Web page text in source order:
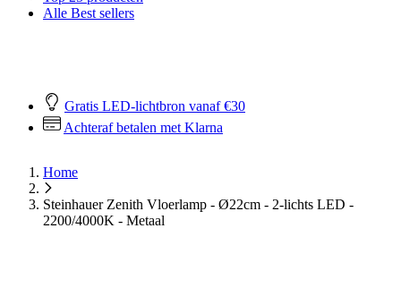
Alle Best sellers
Gratis LED-lichtbron vanaf €30
Achteraf betalen met Klarna
Home
Steinhauer Zenith Vloerlamp - Ø22cm - 2-lichts LED -
2200/4000K - Metaal